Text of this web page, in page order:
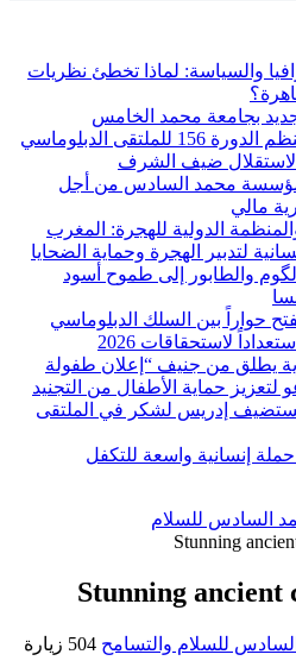
والسياسة: لماذا تخطئ نظريات
جديد بجامعة محمد الخامس
المؤسسة الدبلوماسية تنظم الدورة 156 للملتقى الدبلوماسي
بمؤسسة محمد السادس من أجل
مالي
الدولية للهجرة: المغرب
لتدبير الهجرة وحماية الضحايا
والطابور إلى طموح أسود
حواراً بين السلك الدبلوماسي
لاستحقاقات 2026
يطلق من جنيف “إعلان طفولة
لتعزيز حماية الأطفال من التجنيد
تستضيف إدريس لشكر في الملتقى
إنسانية واسعة للتكفل
السادس للسلام
Stunning
Stunning
للسلام والتسامح 504 زيارة